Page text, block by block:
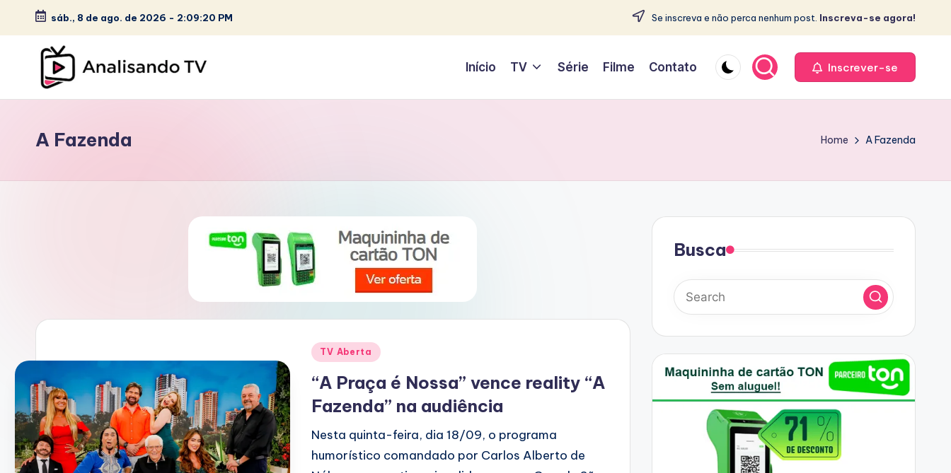
Skip
content
sáb., 8 de ago. de 2026 - 2:09:21 PM Se inscreva e não perca nenhum post. Inscreva-se agora!
A
N
N
T
V
Início TV Série Filme Contato Inscrever-se
A Fazenda Home A Fazenda
Posted
TV Aberta
“A Praça é Nossa” vence reality “A
Fazenda” na audiência
Nesta quinta-feira, dia 18/09, o programa
humorístico comandado por Carlos Alberto de
Busca